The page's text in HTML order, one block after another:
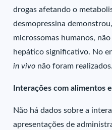
drogas afetando o
desmopressina
microssomas humanos,
hepático significativo. No
in vivo não foram realizados.
Interações com alimentos
Não há dados sobre a
apresentações de